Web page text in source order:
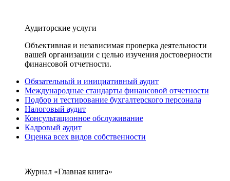
Аудиторские услуги
Объективная и независимая проверка деятельности
вашей организации с целью изучения достоверности
финансовой отчетности.
Обязательный и инициативный аудит
Международные стандарты финансовой отчетности
Подбор и тестирование бухгалтерского персонала
Налоговый аудит
Консультационное обслуживание
Кадровый аудит
Оценка всех видов собственности
Журнал «Главная книга»